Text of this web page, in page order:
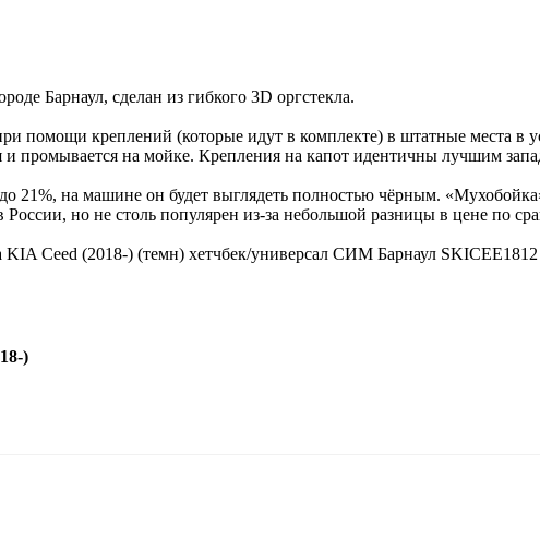
Барнаул, сделан из гибкого 3D оргстекла.
помощи креплений (которые идут в комплекте) в штатные места
и промывается на мойке. Крепления на капот идентичны лучшим
21%, на машине он будет выглядеть полностью чёрным.
России, но не столь популярен из-за небольшой разницы в цене по
KIA Ceed (2018-) (темн) хетчбек/универсал СИМ Барнаул
)